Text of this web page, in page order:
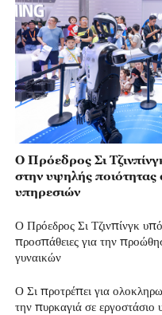
Ο Πρόεδρος Σι
στην υψηλής ποιότητας
υπηρεσιών
Ο Πρόεδρος Σι Τζινπίνγκ
προσπάθειες για την
γυναικών
Ο Σι προτρέπει για
την πυρκαγιά σε